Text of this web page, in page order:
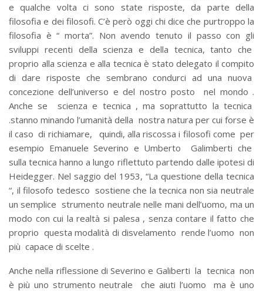
e qualche volta ci sono state risposte, da parte della
filosofia e dei filosofi. C’è però oggi chi dice che purtroppo la
filosofia è “ morta”. Non avendo tenuto il passo con gli
sviluppi recenti della scienza e della tecnica, tanto che
proprio alla scienza e alla tecnica è stato delegato il compito
di dare risposte che sembrano condurci ad una nuova
concezione dell’universo e del nostro posto nel mondo .
Anche se scienza e tecnica , ma soprattutto la tecnica
.stanno minando l’umanità della nostra natura per cui forse è
il caso di richiamare, quindi, alla riscossa i filosofi come per
esempio Emanuele Severino e Umberto Galimberti che
sulla tecnica hanno a lungo riflettuto partendo dalle ipotesi di
Heidegger. Nel saggio del 1953, “La questione della tecnica
“, il filosofo tedesco sostiene che la tecnica non sia neutrale
un semplice strumento neutrale nelle mani dell’uomo, ma un
modo con cui la realtà si palesa , senza contare il fatto che
proprio questa modalità di disvelamento rende l’uomo non
più capace di scelte .
Anche nella riflessione di Severino e Galiberti la tecnica non
è più uno strumento neutrale che aiuti l’uomo ma è uno